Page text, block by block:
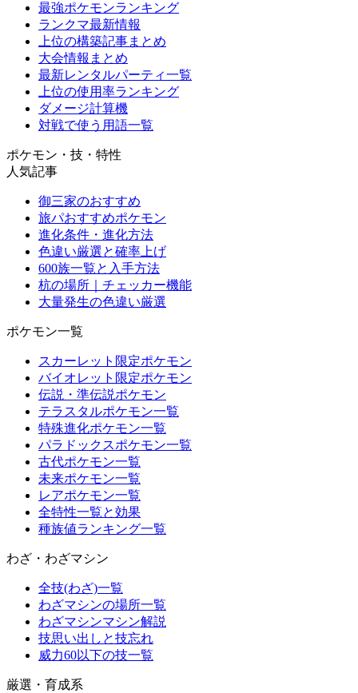
最強ポケモンランキング
ランクマ最新情報
上位の構築記事まとめ
大会情報まとめ
最新レンタルパーティ一覧
上位の使用率ランキング
ダメージ計算機
対戦で使う用語一覧
ポケモン・技・特性
人気記事
御三家のおすすめ
旅パおすすめポケモン
進化条件・進化方法
色違い厳選と確率上げ
600族一覧と入手方法
杭の場所｜チェッカー機能
大量発生の色違い厳選
ポケモン一覧
スカーレット限定ポケモン
バイオレット限定ポケモン
伝説・準伝説ポケモン
テラスタルポケモン一覧
特殊進化ポケモン一覧
パラドックスポケモン一覧
古代ポケモン一覧
未来ポケモン一覧
レアポケモン一覧
全特性一覧と効果
種族値ランキング一覧
わざ・わざマシン
全技(わざ)一覧
わざマシンの場所一覧
わざマシンマシン解説
技思い出しと技忘れ
威力60以下の技一覧
厳選・育成系